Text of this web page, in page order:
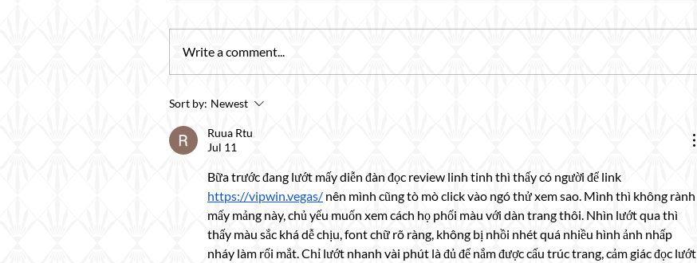
Write a comment...
Sort by: Newest
Ruua Rtu
Jul 11
Bữa trước đang lướt mấy diễn đàn đọc review linh tinh thì thấy có người để link
https://vipwin.vegas/ nên mình cũng tò mò click vào ngó thử xem sao. Mình thì không rành
mấy mảng này, chủ yếu muốn xem cách họ phối màu với dàn trang thôi. Nhìn lướt qua thì
thấy màu sắc khá dễ chịu, font chữ rõ ràng, không bị nhồi nhét quá nhiều hình ảnh nhấp
nháy làm rối mắt. Chỉ lướt nhanh vài phút là đủ để nắm được cấu trúc trang, cảm giác đọc lướt